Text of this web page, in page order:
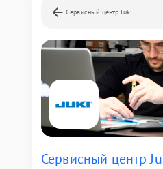
Сервисный центр Juki
Сервисный центр